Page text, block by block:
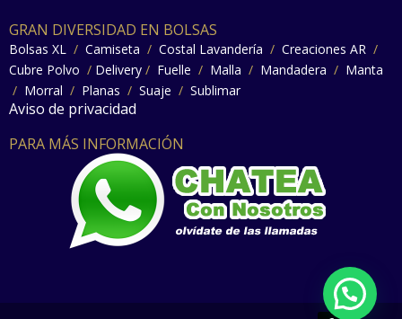
GRAN DIVERSIDAD EN BOLSAS
Bolsas XL / Camiseta / Costal Lavandería / Creaciones AR /
Cubre Polvo / Delivery / Fuelle / Malla / Mandadera / Manta
/ Morral / Planas / Suaje / Sublimar
Aviso de privacidad
PARA MÁS INFORMACIÓN